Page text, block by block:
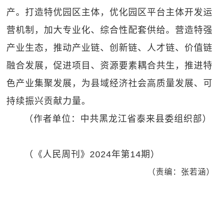
产。打造特优园区主体，优化园区平台主体开发运
营机制，加大专业化、综合性配套供给。营造特强
产业生态，推动产业链、创新链、人才链、价值链
融合发展，促进项目、资源要素耦合共生，推进特
色产业集聚发展，为县域经济社会高质量发展、可
持续振兴贡献力量。
（作者单位：中共黑龙江省泰来县委组织部）
（《人民周刊》2024年第14期）
（责编：张若涵）